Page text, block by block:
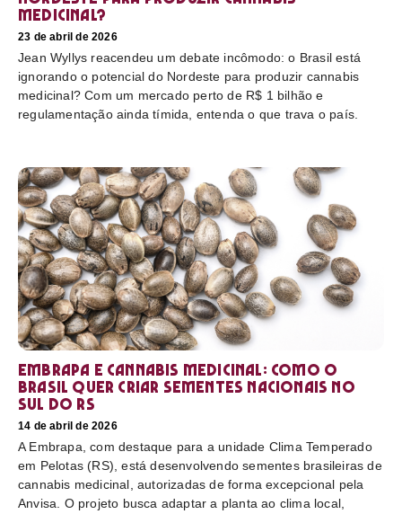
medicinal?
23 de abril de 2026
Jean Wyllys reacendeu um debate incômodo: o Brasil está
ignorando o potencial do Nordeste para produzir cannabis
medicinal? Com um mercado perto de R$ 1 bilhão e
regulamentação ainda tímida, entenda o que trava o país.
Embrapa e cannabis medicinal: como o
Brasil quer criar sementes nacionais no
sul do RS
14 de abril de 2026
A Embrapa, com destaque para a unidade Clima Temperado
em Pelotas (RS), está desenvolvendo sementes brasileiras de
cannabis medicinal, autorizadas de forma excepcional pela
Anvisa. O projeto busca adaptar a planta ao clima local,